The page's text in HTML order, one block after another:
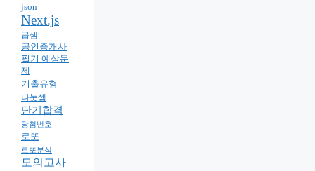
json
Next.js
곱셈
공인중개사
필기 예상문
제
기출유형
나눗셈
단기합격
당첨번호
로또
로또분석
모의고사